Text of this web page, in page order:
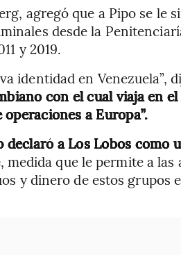
agregó que a Pipo se le
desde la
y 2019.
identidad en Venezuela”,
con el cual viaja en el
a Europa”.
declaró a Los Lobos como
, medida que le permite a las
y dinero de estos grupos